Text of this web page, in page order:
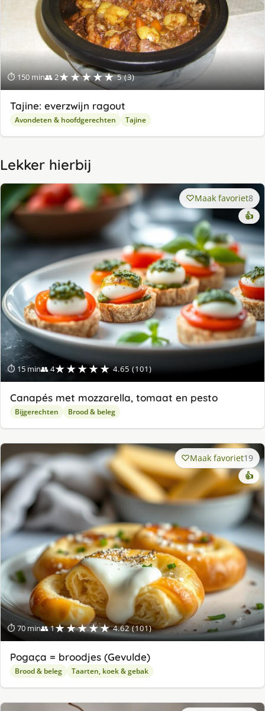
⏱ 150 min👥 2★★★★★ 5 (3)
Tajine: everzwijn ragout
Avondeten & hoofdgerechten Tajine
Lekker hierbij
⏱ 15 min👥 4★★★★★ 4.65 (101)
Maak favoriet8
👍
Canapés met mozzarella, tomaat en pesto
Bijgerechten Brood & beleg
⏱ 70 min👥 1★★★★★ 4.62 (101)
Maak favoriet19
👍
Pogaça = broodjes (Gevulde)
Brood & beleg Taarten, koek & gebak